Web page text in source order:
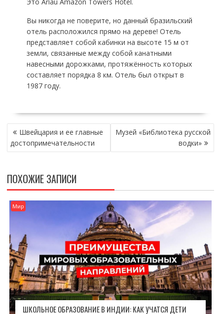
Вы никогда не поверите, но данный бразильский
отель расположился прямо на дереве! Отель
представляет собой кабинки на высоте 15 м от
земли, связанные между собой канатными
навесными дорожками, протяжённость которых
составляет порядка 8 км. Отель был открыт в
1987 году.
НАВИГАЦИЯ
ПО
ЗАПИСЯМ
Швейцария и ее главные
достопримечательности
Музей «Библиотека русской
водки»
ПОХОЖИЕ ЗАПИСИ
Мир
ШКОЛЬНОЕ ОБРАЗОВАНИЕ В ИНДИИ: КАК УЧАТСЯ ДЕТИ